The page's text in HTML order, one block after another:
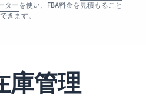
ターを使い、FBA料金を見積もること
きます。
庫管理